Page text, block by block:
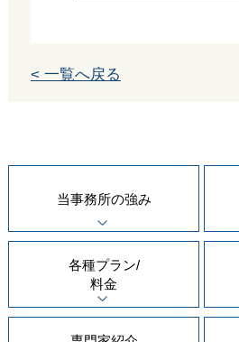
< 一覧へ戻る
当事務所の強み
各種プラン/
料金